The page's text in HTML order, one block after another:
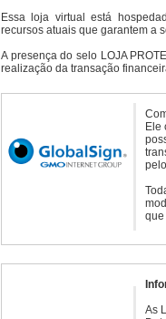
Essa loja virtual está
recursos atuais que garantem a
A presença do selo LOJA
realização da transação
Ele
que
As